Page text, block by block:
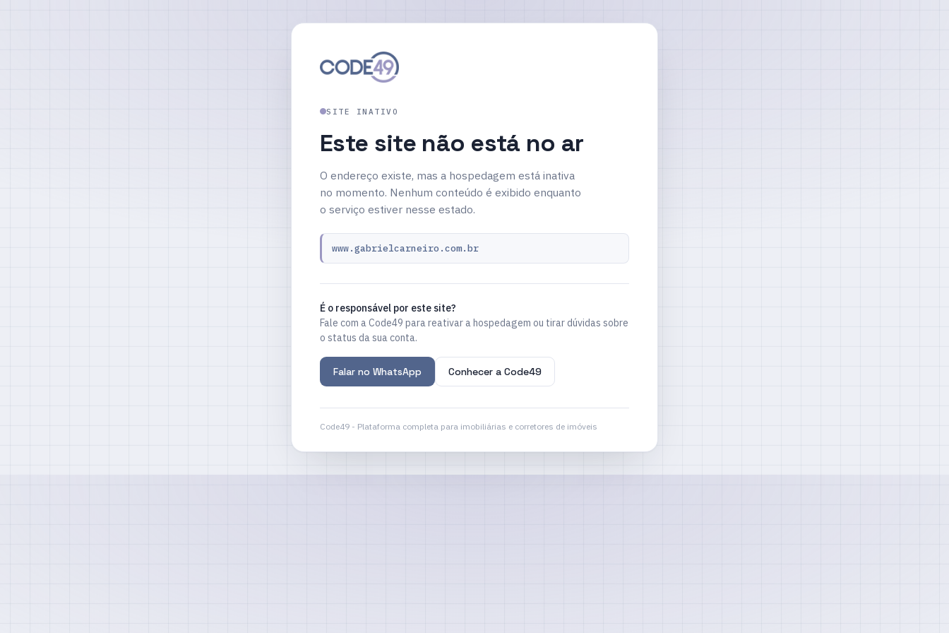
SITE INATIVO
Este site não está no ar
O endereço existe, mas a hospedagem está inativa
no momento. Nenhum conteúdo é exibido enquanto
o serviço estiver nesse estado.
www.gabrielcarneiro.com.br
É o responsável por este site?
Fale com a Code49 para reativar a hospedagem ou tirar dúvidas sobre
o status da sua conta.
Falar no WhatsApp Conhecer a Code49
Code49 - Plataforma completa para imobiliárias e corretores de imóveis